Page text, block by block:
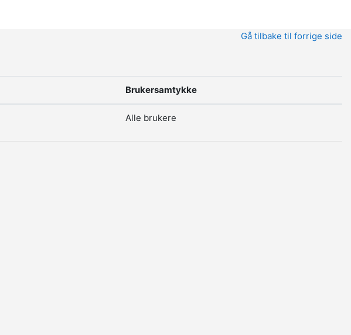
Gå tilbake til forrige side
Brukersamtykke
Alle brukere